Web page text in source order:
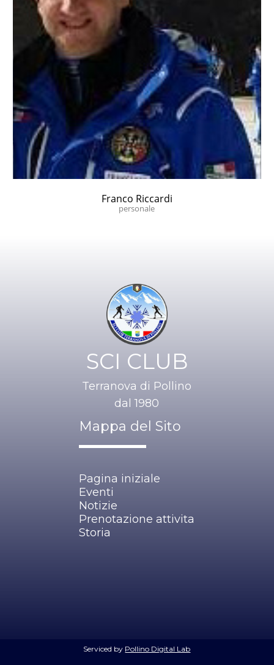
Franco Riccardi
personale
SCI CLUB
Terranova di Pollino
dal 1980
Mappa del Sito
Pagina iniziale
Eventi
Notizie
Prenotazione attivita
Storia
Serviced by Pollino Digital Lab